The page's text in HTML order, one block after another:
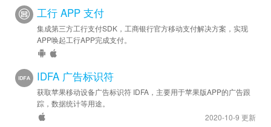
工行 APP 支付
集成第三方工行支付SDK，工商银行官方移动支付解决方案，实现
APP唤起工行APP完成支付。
IDFA 广告标识符
获取苹果移动设备广告标识符 IDFA，主要用于苹果版APP的广告跟
踪，数据统计等用途。
2020-10-9 更新